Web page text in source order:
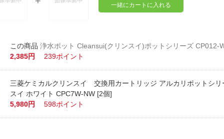
一緒にカートに入れる
浄水ポット Cleansui(クリンスイ)ポットシリーズ CP012-
2,385円
239ポイント
三菱ケミカルクリンスイ 交換用カートリッジ アルカリポットシリ
スイ ホワイト CPC7W-NW [2個]
5,980円
598ポイント